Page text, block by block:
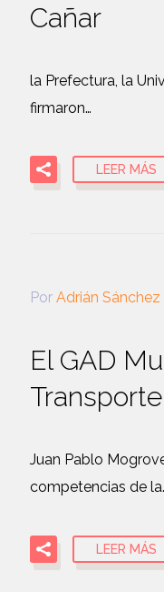
Cañar
la Prefectura, la
firmaron…
LEER MÁS
Por Adrián
El GAD
Juan Pablo
competencias de
LEER MÁS